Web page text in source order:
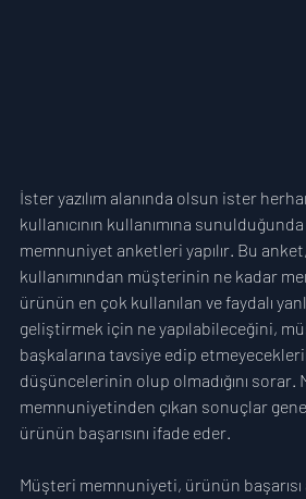
İster yazılım alanında olsun ister
kullanıcının kullanımına
memnuniyet anketleri yapılır. Bu
kullanımından müşterinin ne kadar
ürünün en çok kullanılan ve faydalı
geliştirmek için ne yapılabileceğini,
başkalarına tavsiye edip
düşüncelerinin olup olmadığını sorar.
memnuniyetinden çıkan sonuçlar
ürünün başarısını ifade eder.
Müşteri memnuniyeti, ürünün başarısı